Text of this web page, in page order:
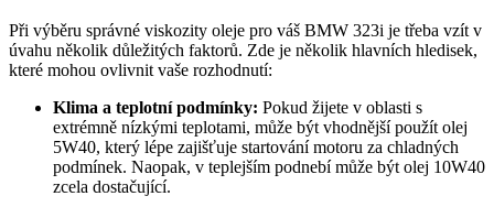
Při výběru​ správné ⁤viskozity ‍oleje pro váš BMW 323i je třeba vzít v
úvahu několik důležitých faktorů. Zde je několik hlavních ​hledisek, ​
které mohou ⁢ovlivnit⁤ vaše rozhodnutí:
Klima a teplotní podmínky: Pokud‍ žijete v oblasti⁤ s
extrémně nízkými teplotami, může být vhodnější použít​ olej
5W40, který lépe zajišťuje⁣ startování⁣ motoru za‍ chladných
‌podmínek.⁤ Naopak, v teplejším⁤ podnebí může být olej 10W40
zcela dostačující.